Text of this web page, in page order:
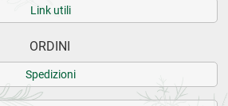
Link utili
ORDINI
Spedizioni